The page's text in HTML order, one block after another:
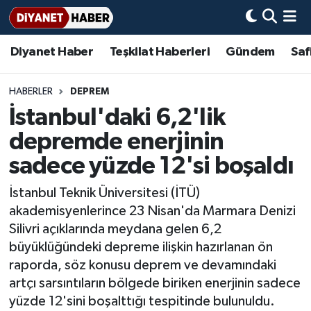
Diyanet Haber Teşkilat Haberleri Gündem
HABERLER DEPREM
İstanbul'daki 6,2'lik
depremde enerjinin
sadece yüzde 12'si boşaldı
İstanbul Teknik Üniversitesi (İTÜ)
akademisyenlerince 23 Nisan'da Marmara Denizi
Silivri açıklarında meydana gelen 6,2
büyüklüğündeki depreme ilişkin hazırlanan ön
raporda, söz konusu deprem ve devamındaki
artçı sarsıntıların bölgede biriken enerjinin sadece
yüzde 12'sini boşalttığı tespitinde bulunuldu.
Diyanet Haber
Teşkilat Haberleri
Adana Müftülüğü
Adıyaman Müftülüğü
Afyonkarahisar Müftülüğü
Ağrı Müftülüğü
Aksaray Müftülüğü
Amasya Müftülüğü
Ankara Müftülüğü
Antalya Müftülüğü
Gündem
#Keşfet
Bir Ayet
Bir Hikaye
Biyografiler
Dini kavramlar
Diyanet Bilgi
Diyanet Takvimi
Dualar
Hadislerle İslam
Basında Bugün
DİYANET eKİTAP
Diyanet Dergi
Aile Dergisi
Aylık Dergi
TDV
İmam Hatip Okulları
Başmakale
Hadis-i Şerifler
Hayat Okumaları
Nöbetçi Eczaneler
Hava Durumu
Ankara Namaz Vakitleri
Trafik Durumu
Süper Lig Puan Durumu ve Fikstür
Tüm Manşetler
Son Dakika Haberleri
Haber Arşivi